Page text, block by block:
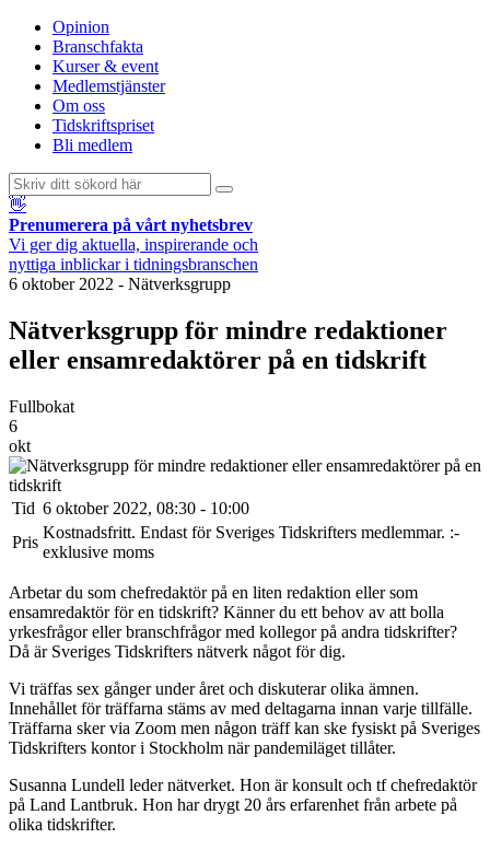
Opinion
Branschfakta
Kurser & event
Medlemstjänster
Om oss
Tidskriftspriset
Bli medlem
👋
Prenumerera på vårt nyhetsbrev
Vi ger dig aktuella, inspirerande och
nyttiga inblickar i tidningsbranschen
6 oktober 2022 - Nätverksgrupp
Nätverksgrupp för mindre redaktioner
eller ensamredaktörer på en tidskrift
Fullbokat
6
okt
Tid 6 oktober 2022, 08:30 - 10:00
Pris
Kostnadsfritt. Endast för Sveriges Tidskrifters medlemmar. :-
exklusive moms
Arbetar du som chefredaktör på en liten redaktion eller som
ensamredaktör för en tidskrift? Känner du ett behov av att bolla
yrkesfrågor eller branschfrågor med kollegor på andra tidskrifter?
Då är Sveriges Tidskrifters nätverk något för dig.
Vi träffas sex gånger under året och diskuterar olika ämnen.
Innehållet för träffarna stäms av med deltagarna innan varje tillfälle.
Träffarna sker via Zoom men någon träff kan ske fysiskt på Sveriges
Tidskrifters kontor i Stockholm när pandemiläget tillåter.
Susanna Lundell leder nätverket. Hon är ​konsult och tf chefredaktör
på Land Lantbruk. Hon har drygt 20 års erfarenhet från arbete på
olika tidskrifter.